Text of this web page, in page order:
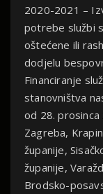
2020-2021 –
potrebe službi
oštećene ili
dodjelu
Financiranje
stanovništva
od 28.
Zagreba,
županije,
županije,
Brodsko-